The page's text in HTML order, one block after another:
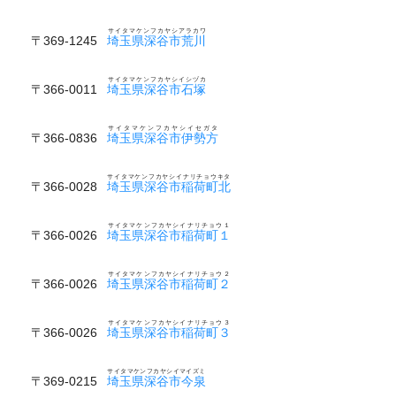
〒369-1245 埼玉県深谷市荒川
サイタマケンフカヤシアラカワ
〒366-0011 埼玉県深谷市石塚
サイタマケンフカヤシイシヅカ
〒366-0836 埼玉県深谷市伊勢方
サイタマケンフカヤシイセガタ
〒366-0028 埼玉県深谷市稲荷町北
サイタマケンフカヤシイナリチョウキタ
〒366-0026 埼玉県深谷市稲荷町１
サイタマケンフカヤシイナリチョウ１
〒366-0026 埼玉県深谷市稲荷町２
サイタマケンフカヤシイナリチョウ２
〒366-0026 埼玉県深谷市稲荷町３
サイタマケンフカヤシイナリチョウ３
〒369-0215 埼玉県深谷市今泉
サイタマケンフカヤシイマイズミ